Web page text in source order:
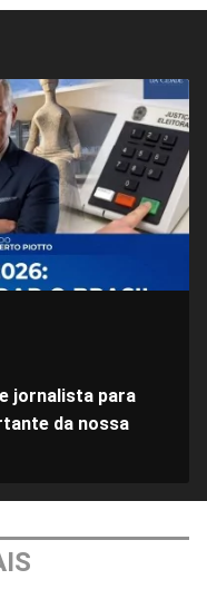
no
Telegram
no
Gettr
jornalista para
da nossa